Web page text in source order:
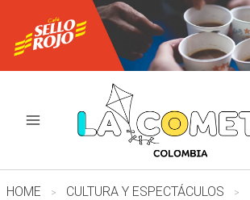
contenido
HOME
CULTURA Y ESPECTÁCULOS